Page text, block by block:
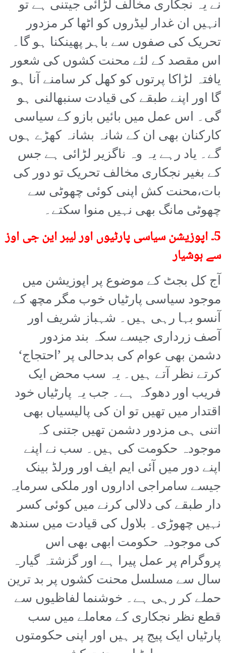
نے یہ نجکاری مخالف لڑائی جیتنی ہے تو
انہیں ان غدار لیڈروں کو اٹھا کر مزدور
تحریک کی صفوں سے باہر پھینکنا ہو گا۔
اس مقصد کے لئے محنت کشوں کی شعور
یافتہ لڑاکا پرتوں کو کھل کر سامنے آنا ہو
گا اور اپنے طبقے کی قیادت سنبھالنی ہو
گی۔ اس عمل میں بائیں بازو کے سیاسی
کارکنان بھی ان کے شانہ بشانہ کھڑے ہوں
گے۔ یاد رہے یہ وہ ناگزیر لڑائی ہے جس
کے بغیر نجکاری مخالف تحریک تو دور کی
بات،محنت کش اپنی کوئی چھوٹی سے
چھوٹی مانگ بھی نہیں منوا سکتے۔
5۔ اپوزیشن سیاسی پارٹیوں اور لیبر این جی اوز
سے ہوشیار
آج کل بجٹ کے موضوع پر اپوزیشن میں
موجود سیاسی پارٹیاں خوب مگر مچھ کے
آنسو بہا رہی ہیں۔ شہباز شریف اور
آصف زرداری جیسے سکہ بند مزدور
دشمن بھی عوام کی بدحالی پر ’احتجاج‘
کرتے نظر آتے ہیں۔ یہ سب محض ایک
فریب اور دھوکہ ہے۔ جب یہ پارٹیاں خود
اقتدار میں تھیں تو ان کی پالیسیاں بھی
اتنی ہی مزدور دشمن تھیں جتنی کہ
موجودہ حکومت کی ہیں۔ سب نے اپنے
اپنے دور میں آئی ایم ایف اور ورلڈ بینک
جیسے سامراجی اداروں اور ملکی سرمایہ
دار طبقے کی دلالی کرنے میں کوئی کسر
نہیں چھوڑی۔ بلاول کی قیادت میں سندھ
کی موجودہ حکومت ابھی بھی اس
پروگرام پر عمل پیرا ہے اور گزشتہ گیارہ
سال سے مسلسل محنت کشوں پر بد ترین
حملے کر رہی ہے۔ خوشنما لفاظیوں سے
قطع نظر نجکاری کے معاملے میں سب
پارٹیاں ایک پیج پر ہیں اور اپنی حکومتوں